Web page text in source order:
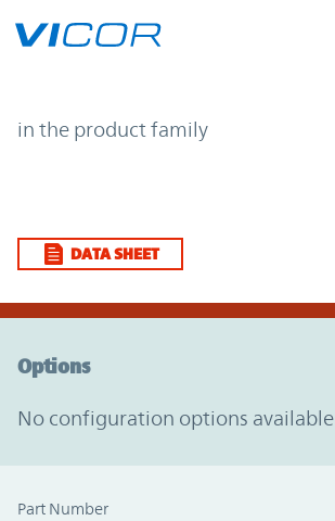
| | Vicor
in the product family
DATA SHEET
Options
No configuration options available
Part Number